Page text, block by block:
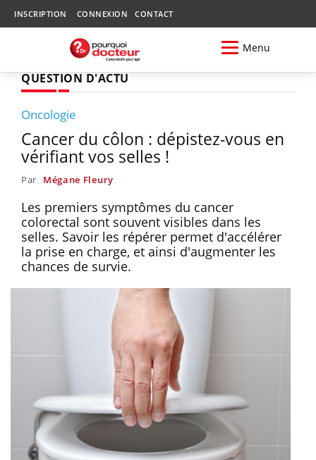
INSCRIPTION CONNEXION CONTACT
Menu
QUESTION D'ACTU
Oncologie
Cancer du côlon : dépistez-vous en
vérifiant vos selles !
Par Mégane Fleury
Les premiers symptômes du cancer
colorectal sont souvent visibles dans les
selles. Savoir les répérer permet d'accélérer
la prise en charge, et ainsi d'augmenter les
chances de survie.